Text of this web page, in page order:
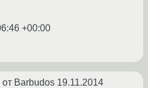
+00:00
от Barbudos 19.11.2014